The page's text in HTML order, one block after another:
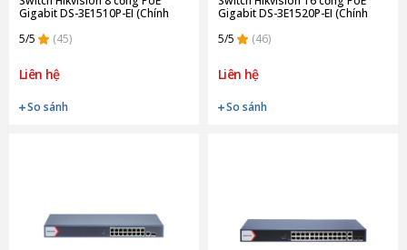
Gigabit DS-3E1510P-EI (Chính
5/5
(45)
Liên hệ
So sánh
Gigabit DS-3E1520P-EI (Chính
5/5
(46)
Liên hệ
So sánh